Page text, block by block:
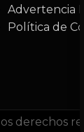
Advertencia
Política de
derechos